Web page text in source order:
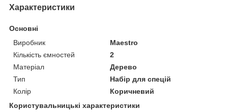
Характеристики
Основні
Виробник
Maestro
Кількість ємностей
2
Матеріал
Дерево
Тип
Набір для спецій
Колір
Коричневий
Користувальницькі характеристики